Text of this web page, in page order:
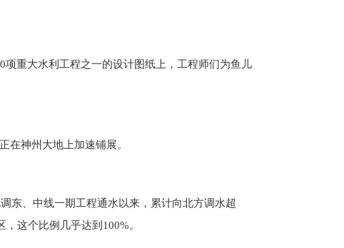
重大水利工程之一的设计图纸上，工程师们为鱼儿
在神州大地上加速铺展。
东、中线一期工程通水以来，累计向北方调水超
这个比例几乎达到100%。